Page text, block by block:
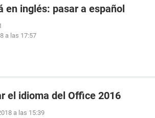
en inglés: pasar a español
a las 17:57
el idioma del Office 2016
a las 15:39